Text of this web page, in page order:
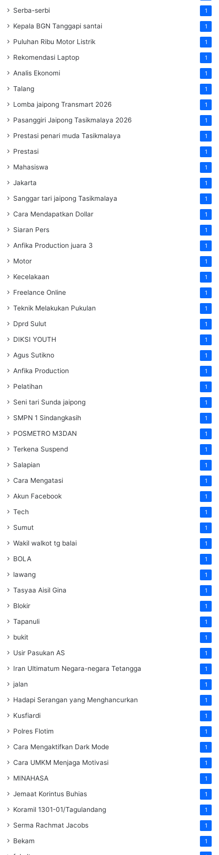
Serba-serbi 1
Kepala BGN Tanggapi santai 1
Puluhan Ribu Motor Listrik 1
Rekomendasi Laptop 1
Analis Ekonomi 1
Talang 1
Lomba jaipong Transmart 2026 1
Pasanggiri Jaipong Tasikmalaya 2026 1
Prestasi penari muda Tasikmalaya 1
Prestasi 1
Mahasiswa 1
Jakarta 1
Sanggar tari jaipong Tasikmalaya 1
Cara Mendapatkan Dollar 1
Siaran Pers 1
Anfika Production juara 3 1
Motor 1
Kecelakaan 1
Freelance Online 1
Teknik Melakukan Pukulan 1
Dprd Sulut 1
DIKSI YOUTH 1
Agus Sutikno 1
Anfika Production 1
Pelatihan 1
Seni tari Sunda jaipong 1
SMPN 1 Sindangkasih 1
POSMETRO M3DAN 1
Terkena Suspend 1
Salapian 1
Cara Mengatasi 1
Akun Facebook 1
Tech 1
Sumut 1
Wakil walkot tg balai 1
BOLA 1
lawang 1
Tasyaa Aisil Gina 1
Blokir 1
Tapanuli 1
bukit 1
Usir Pasukan AS 1
Iran Ultimatum Negara-negara Tetangga 1
jalan 1
Hadapi Serangan yang Menghancurkan 1
Kusfiardi 1
Polres Flotim 1
Cara Mengaktifkan Dark Mode 1
Cara UMKM Menjaga Motivasi 1
MINAHASA 1
Jemaat Korintus Buhias 1
Koramil 1301-01/Tagulandang 1
Serma Rachmat Jacobs 1
Bekam 1